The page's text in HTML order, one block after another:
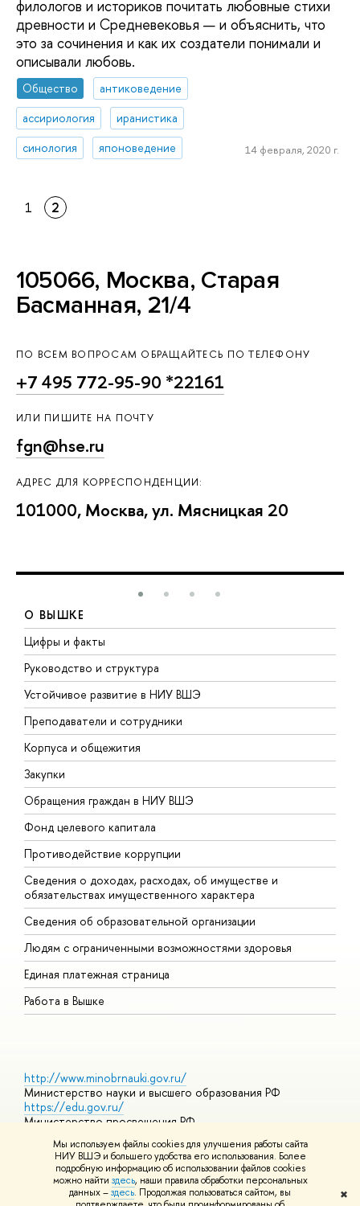
Мы используем файлы cookies для улучшения работы сайта
НИУ ВШЭ и большего удобства его использования. Более
подробную информацию об использовании файлов cookies
можно найти здесь, наши правила обработки персональных
данных –здесь. Продолжая пользоваться сайтом, вы
✖
филологов и историков почи­тать любовные стихи
древности и Средневековья — и объяснить, что
это за сочинения и как их создатели понимали и
описывали любовь.
Общество
антиковедение
ассириология
иранистика
синология
японоведение 14 февраля, 2020 г.
1 2
105066, Москва, Старая
Басманная, 21/4
ПО ВСЕМ ВОПРОСАМ ОБРАЩАЙТЕСЬ ПО ТЕЛЕФОНУ
+7 495 772-95-90 *22161
ИЛИ ПИШИТЕ НА ПОЧТУ
fgn@hse.ru
АДРЕС ДЛЯ КОРРЕСПОНДЕНЦИИ:
101000, Москва, ул. Мясницкая 20
О ВЫШКЕ
Цифры и факты
Руководство и структура
Устойчивое развитие в НИУ ВШЭ
Преподаватели и сотрудники
Корпуса и общежития
Закупки
Обращения граждан в НИУ ВШЭ
Фонд целевого капитала
Противодействие коррупции
Сведения о доходах, расходах, об имуществе и
обязательствах имущественного характера
Сведения об образовательной организации
Людям с ограниченными возможностями здоровья
Единая платежная страница
Работа в Вышке
http://www.minobrnauki.gov.ru/
Министерство науки и высшего образования РФ
https://edu.gov.ru/
Министерство просвещения РФ
https://elearning.hse.ru/mooc
Массовые открытые онлайн-курсы
© НИУ ВШЭ 1993–2026 Адреса и контактыУсловия